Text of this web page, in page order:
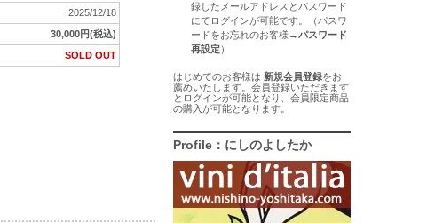
2025/12/18
30,000円(税込)
SOLD OUT
録したメールアドレスとパスワード
にてログインが可能です。（パスワ
ードをお忘れのお客様→パスワード
再設定）
はじめてのお客様は 新規会員登録をお
薦めいたします。会員登録いただきます
とログインが可能となり、会員限定商品
の購入が可能となります。
Profile：にしのよしたか